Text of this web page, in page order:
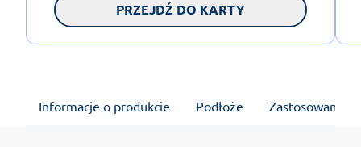
PRZEJDŹ DO KARTY
Informacje o produkcie Podłoże Zastosowanie